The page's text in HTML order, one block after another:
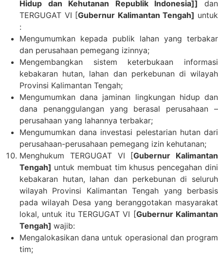
Hidup dan Kehutanan Republik Indonesia]] dan
TERGUGAT VI [Gubernur Kalimantan Tengah] untuk
:
Mengumumkan kepada publik lahan yang terbakar
dan perusahaan pemegang izinnya;
Mengembangkan sistem keterbukaan informasi
kebakaran hutan, lahan dan perkebunan di wilayah
Provinsi Kalimantan Tengah;
Mengumumkan dana jaminan lingkungan hidup dan
dana penanggulangan yang berasal perusahaan –
perusahaan yang lahannya terbakar;
Mengumumkan dana investasi pelestarian hutan dari
perusahaan-perusahaan pemegang izin kehutanan;
Menghukum TERGUGAT VI [Gubernur Kalimantan
Tengah] untuk membuat tim khusus pencegahan dini
kebakaran hutan, lahan dan perkebunan di seluruh
wilayah Provinsi Kalimantan Tengah yang berbasis
pada wilayah Desa yang beranggotakan masyarakat
lokal, untuk itu TERGUGAT VI [Gubernur Kalimantan
Tengah] wajib:
Mengalokasikan dana untuk operasional dan program
tim;